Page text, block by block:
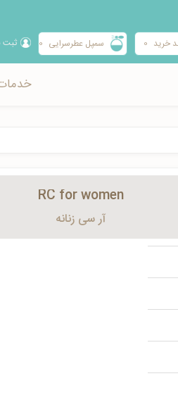
ثبت سمپل عطرسرایی 0 خرید 0
RC for women
آر سی زنانه